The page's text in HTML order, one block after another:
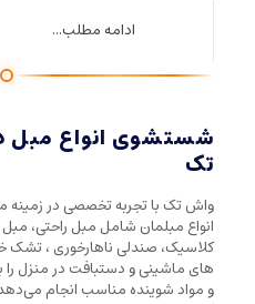
ادامه مطلب...
شستشوی انواع مبل
تک
واش تک با تجربه تخصصی در
انواع مبلمان شامل مبل راحتی،
کلاسیک، صندلی ناهارخوری ،
های ماشینی و دستبافت در منزل
و مواد شوینده مناسب انجام